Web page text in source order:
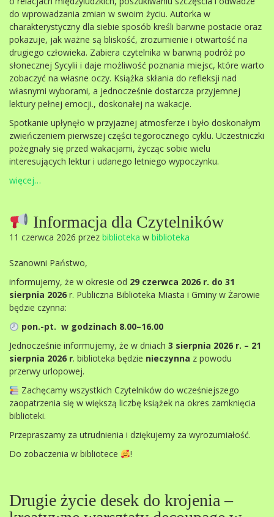
do wprowadzania zmian w swoim życiu. Autorka w
charakterystyczny dla siebie sposób kreśli barwne postacie oraz
pokazuje, jak ważne są bliskość, zrozumienie i otwartość na
drugiego człowieka. Zabiera czytelnika w barwną podróż po
słonecznej Sycylii i daje możliwość poznania miejsc, które warto
zobaczyć na własne oczy. Książka skłania do refleksji nad
własnymi wyborami, a jednocześnie dostarcza przyjemnej
lektury pełnej emocji., doskonałej na wakacje.
Spotkanie upłynęło w przyjaznej atmosferze i było doskonałym
zwieńczeniem pierwszej części tegorocznego cyklu. Uczestniczki
pożegnały się przed wakacjami, życząc sobie wielu
interesujących lektur i udanego letniego wypoczynku.
więcej…
Informacja dla Czytelników
11 czerwca 2026 przez biblioteka w biblioteka
Szanowni Państwo,
informujemy, że w okresie od 29 czerwca 2026 r. do 31
sierpnia 2026 r. Publiczna Biblioteka Miasta i Gminy w Żarowie
będzie czynna:
pon.-pt. w godzinach 8.00–16.00
Jednocześnie informujemy, że w dniach 3 sierpnia 2026 r. – 21
sierpnia 2026 r. biblioteka będzie nieczynna z powodu
przerwy urlopowej.
Zachęcamy wszystkich Czytelników do wcześniejszego
zaopatrzenia się w większą liczbę książek na okres zamknięcia
biblioteki.
Przepraszamy za utrudnienia i dziękujemy za wyrozumiałość.
Do zobaczenia w bibliotece
!
Drugie życie desek do krojenia –